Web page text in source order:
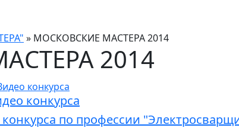
» МОСКОВСКИЕ МАСТЕРА 2014
2014
конкурса
конкурса по профессии